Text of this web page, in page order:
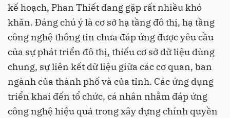
kế hoạch, Phan Thiết đang gặp rất nhiều khó
khăn. Đáng chú ý là cơ sở hạ tầng đô thị, hạ tầng
công nghệ thông tin chưa đáp ứng được yêu cầu
của sự phát triển đô thị, thiếu cơ sở dữ liệu dùng
chung, sự liên kết dữ liệu giữa các cơ quan, ban
ngành của thành phố và của tỉnh. Các ứng dụng
triển khai đến tổ chức, cá nhân nhằm đáp ứng
công nghệ hiệu quả trong xây dựng chính quyền